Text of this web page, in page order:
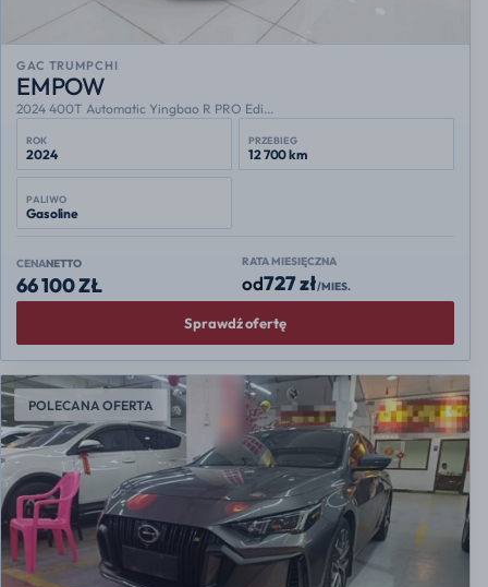
GAC TRUMPCHI
EMPOW
2024 400T Automatic Yingbao R PRO Edi...
ROK
2024
PRZEBIEG
12 700 km
PALIWO
Gasoline
CENANETTO
66 100 ZŁ
RATA MIESIĘCZNA
od727 zł/MIES.
Sprawdź ofertę
POLECANA OFERTA